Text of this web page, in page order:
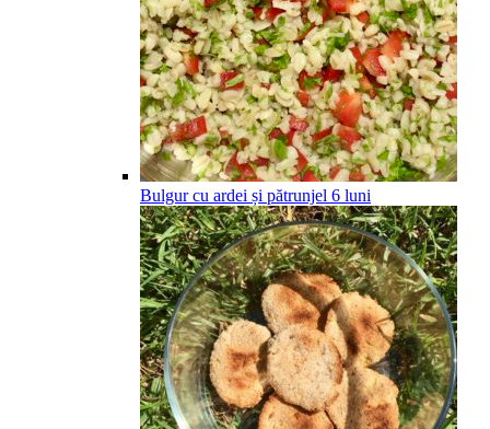
Bulgur cu ardei și pătrunjel 6 luni